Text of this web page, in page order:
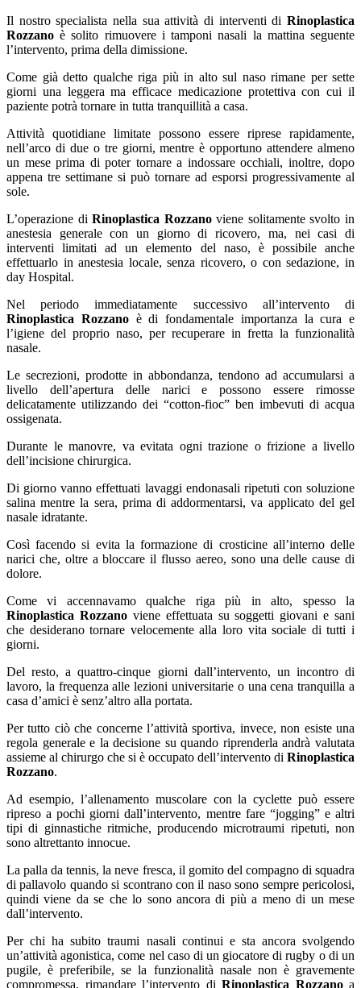
Il nostro specialista nella sua attività di interventi di Rinoplastica
Rozzano è solito rimuovere i tamponi nasali la mattina seguente
l’intervento, prima della dimissione.
Come già detto qualche riga più in alto sul naso rimane per sette
giorni una leggera ma efficace medicazione protettiva con cui il
paziente potrà tornare in tutta tranquillità a casa.
Attività quotidiane limitate possono essere riprese rapidamente,
nell’arco di due o tre giorni, mentre è opportuno attendere almeno
un mese prima di poter tornare a indossare occhiali, inoltre, dopo
appena tre settimane si può tornare ad esporsi progressivamente al
sole.
L’operazione diRinoplastica Rozzanoviene solitamente svolto in
anestesia generale con un giorno di ricovero, ma, nei casi di
interventi limitati ad un elemento del naso, è possibile anche
effettuarlo in anestesia locale, senza ricovero, o con sedazione, in
day Hospital.
Nel periodo immediatamente successivo all’intervento di
Rinoplastica Rozzanoè di fondamentale importanza la cura e
l’igiene del proprio naso, per recuperare in fretta la funzionalità
nasale.
Le secrezioni, prodotte in abbondanza, tendono ad accumularsi a
livello dell’apertura delle narici e possono essere rimosse
delicatamente utilizzando dei “cotton-fioc” ben imbevuti di acqua
ossigenata.
Durante le manovre, va evitata ogni trazione o frizione a livello
dell’incisione chirurgica.
Di giorno vanno effettuati lavaggi endonasali ripetuti con soluzione
salina mentre la sera, prima di addormentarsi, va applicato del gel
nasale idratante.
Così facendo si evita la formazione di crosticine all’interno delle
narici che, oltre a bloccare il flusso aereo, sono una delle cause di
dolore.
Come vi accennavamo qualche riga più in alto, spesso la
Rinoplastica Rozzanoviene effettuata su soggetti giovani e sani
che desiderano tornare velocemente alla loro vita sociale di tutti i
giorni.
Del resto, a quattro-cinque giorni dall’intervento, un incontro di
lavoro, la frequenza alle lezioni universitarie o una cena tranquilla a
casa d’amici è senz’altro alla portata.
Per tutto ciò che concerne l’attività sportiva, invece, non esiste una
regola generale e la decisione su quando riprenderla andrà valutata
assieme al chirurgo che si è occupato dell’intervento di Rinoplastica
Rozzano.
Ad esempio, l’allenamento muscolare con la cyclette può essere
ripreso a pochi giorni dall’intervento, mentre fare “jogging” e altri
tipi di ginnastiche ritmiche, producendo microtraumi ripetuti, non
sono altrettanto innocue.
La palla da tennis, la neve fresca, il gomito del compagno di squadra
di pallavolo quando si scontrano con il naso sono sempre pericolosi,
quindi viene da se che lo sono ancora di più a meno di un mese
dall’intervento.
Per chi ha subito traumi nasali continui e sta ancora svolgendo
un’attività agonistica, come nel caso di un giocatore di rugby o di un
pugile, è preferibile, se la funzionalità nasale non è gravemente
compromessa, rimandare l’intervento di Rinoplastica Rozzanoa